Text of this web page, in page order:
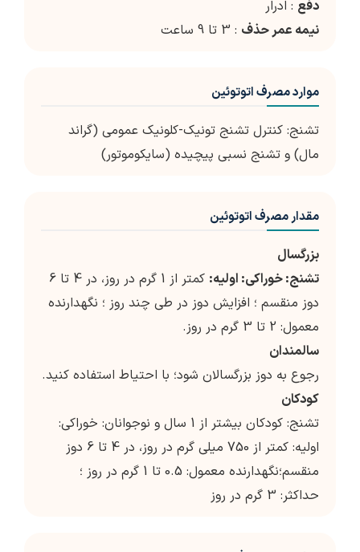
دفع : ادرار
نیمه عمر حذف : 3 تا 9 ساعت
موارد مصرف اتوتوئین
تشنج: کنترل تشنج تونیک-کلونیک عمومی (گراند
مال) و تشنج نسبی پیچیده (سایکوموتور)
مقدار مصرف اتوتوئین
بزرگسال
تشنج: خوراکی: اولیه:
کمتر از 1 گرم در روز، در 4 تا 6
دوز منقسم ؛ افزایش دوز در طی چند روز ؛ نگهدارنده
معمول: 2 تا 3 گرم در روز.
سالمندان
رجوع به دوز بزرگسالان شود؛ با احتیاط استفاده کنید.
کودکان
تشنج: کودکان بیشتر از 1 سال و نوجوانان: خوراکی:
اولیه: کمتر از 750 میلی گرم در روز، در 4 تا 6 دوز
منقسم؛نگهدارنده معمول: 0.5 تا 1 گرم در روز ؛
حداکثر: 3 گرم در روز